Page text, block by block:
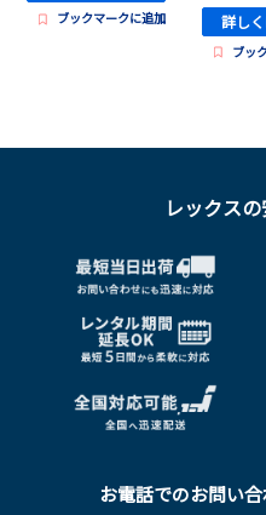
ブックマークに追加 詳し
ブッ
レックス
お電話でのお問い